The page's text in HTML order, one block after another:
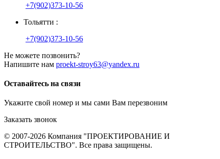
+7(902)373-10-56
Тольятти :
+7(902)373-10-56
Не можете позвонить?
Напишите нам proekt-stroy63@yandex.ru
Оставайтесь на связи
Укажите свой номер и мы сами Вам перезвоним
Заказать звонок
© 2007-2026 Компания "ПРОЕКТИРОВАНИЕ И
СТРОИТЕЛЬСТВО". Все права защищены.